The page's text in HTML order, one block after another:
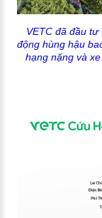
VETC đã đầu
động hùng hậu
hạng nặng và